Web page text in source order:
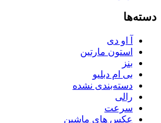
دسته‌ها
آ او دی
استون مارتین
بنز
بی ام دبلیو
دسته‌بندی نشده
رالی
سرعت
عکس های ماشین